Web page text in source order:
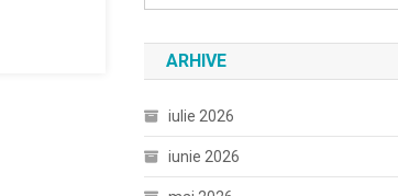
ARHIVE
iulie 2026
iunie 2026